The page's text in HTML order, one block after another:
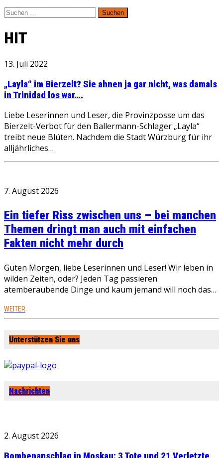
Suchen
nach:
HIT
13. Juli 2022
„Layla“ im Bierzelt? Sie ahnen ja gar nicht, was damals
in Trinidad los war….
Liebe Leserinnen und Leser, die Provinzposse um das
Bierzelt-Verbot für den Ballermann-Schlager „Layla“
treibt neue Blüten. Nachdem die Stadt Würzburg für ihr
alljährliches…
7. August 2026
Ein tiefer Riss zwischen uns – bei manchen
Themen dringt man auch mit einfachen
Fakten nicht mehr durch
Guten Morgen, liebe Leserinnen und Leser! Wir leben in
wilden Zeiten, oder? Jeden Tag passieren
atemberaubende Dinge und kaum jemand will noch das…
WEITER
Unterstützen Sie uns
Nachrichten
2. August 2026